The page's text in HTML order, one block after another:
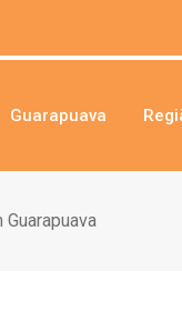
Guarapuava